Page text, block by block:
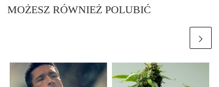
MOŻESZ RÓWNIEŻ POLUBIĆ